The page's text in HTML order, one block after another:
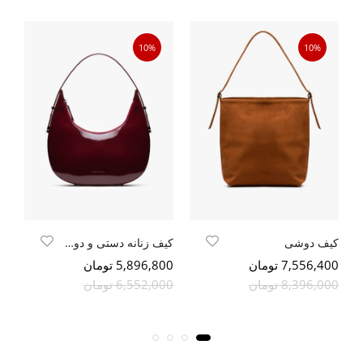
10%
کیف دوشی
7,556,400 تومان
8,396,000 تومان
10%
کیف زنانه دستی و دوشی
5,896,800 تومان
6,552,000 تومان